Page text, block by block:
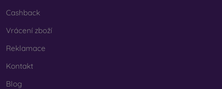
Cashback
Vrácení zboží
Reklamace
Kontakt
Blog